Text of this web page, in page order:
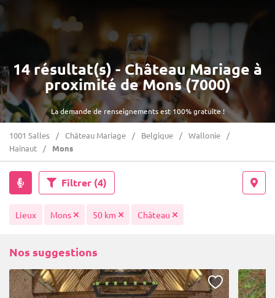
La demande de renseignements est 100% gratuite !
14 résultat(s) - Château Mariage à
proximité de Mons (7000)
1001 Salles Château Mariage Belgique
Wallonie
Hainaut
Mons
Filtrer (4)
Lieux Mons 50 km Château
Nos suggestions